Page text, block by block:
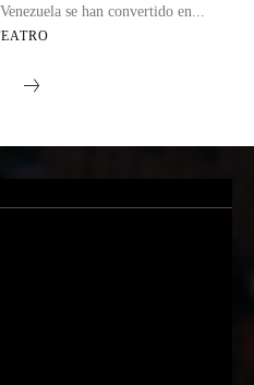
se han convertido en...